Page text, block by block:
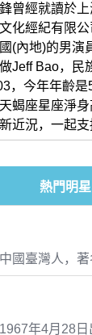
曾經就讀於
化經紀有限
(內地)的男演
Jeff Bao，民
，今年年齡
蝎座星座淨
近況，一起支
熱門明星
國臺灣人，
年4月28日